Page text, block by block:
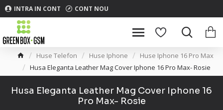
INTRA IN CONT CONT NOU
Huse Telefon Huse Iphone
Huse Iphone 16 Pro Max
Husa Eleganta Leather Mag Cover Iphone 16 Pro Max- Rosie
Husa Eleganta Leather Mag Cover Iphone 16
Pro Max- Rosie